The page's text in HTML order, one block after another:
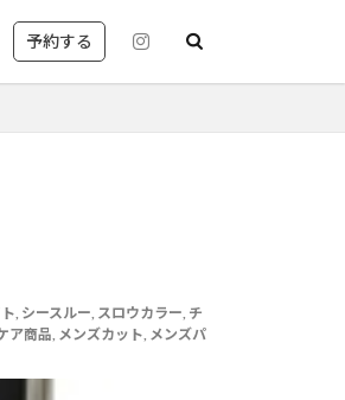
予約する
, シースルー, スロウカラー, チ
ア商品, メンズカット, メンズパ